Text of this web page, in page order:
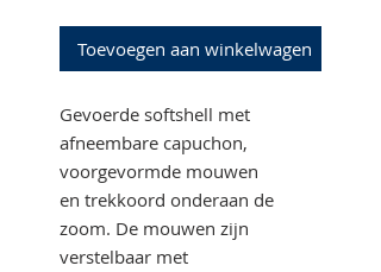
Toevoegen aan winkelwagen
Gevoerde softshell met
afneembare capuchon,
voorgevormde mouwen
en trekkoord onderaan de
zoom. De mouwen zijn
verstelbaar met